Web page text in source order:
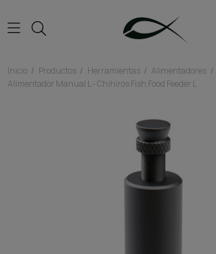
Inicio Productos Herramientas Alimentadores
Alimentador Manual L - Chihiros Fish Food Feeder L